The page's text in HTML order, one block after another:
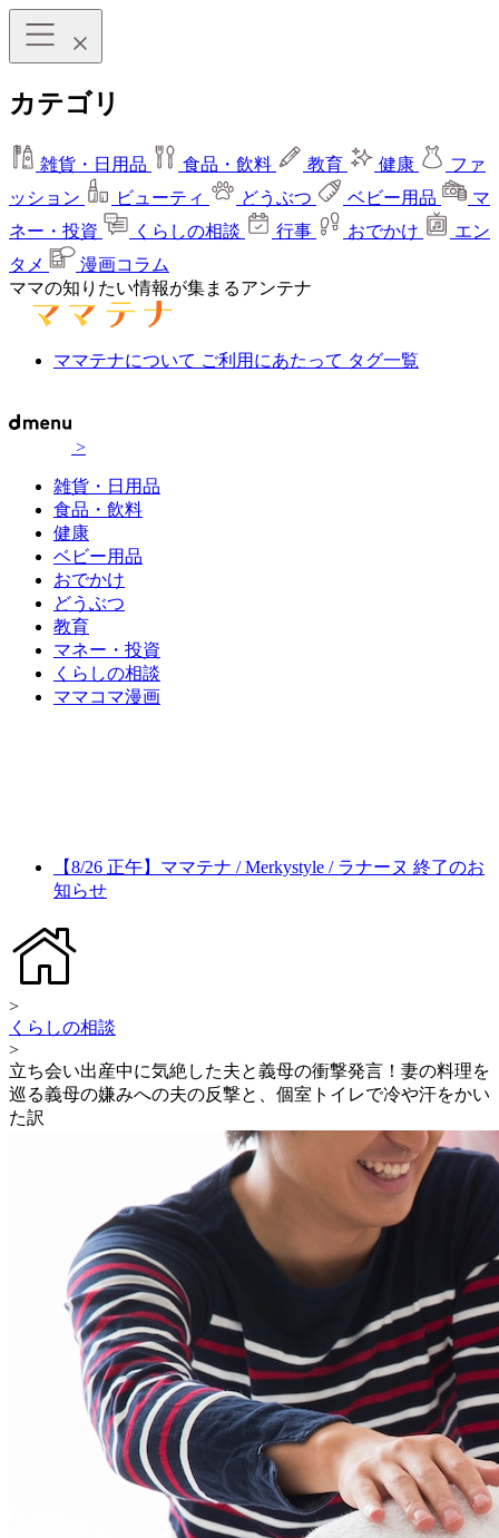
カテゴリ
雑貨・日用品 食品・飲料 教育 健康
ファ
ッション
ビューティ どうぶつ ベビー用品
マ
ネー・投資
くらしの相談 行事 おでかけ
エン
タメ
漫画コラム
ママの知りたい情報が集まるアンテナ
ママテナについて ご利用にあたって タグ一覧
>
雑貨・日用品
食品・飲料
健康
ベビー用品
おでかけ
どうぶつ
教育
マネー・投資
くらしの相談
ママコマ漫画
【8/26 正午】ママテナ / Merkystyle / ラナーヌ 終了のお
知らせ
>
くらしの相談
>
立ち会い出産中に気絶した夫と義母の衝撃発言！妻の料理を
巡る義母の嫌みへの夫の反撃と、個室トイレで冷や汗をかい
た訳